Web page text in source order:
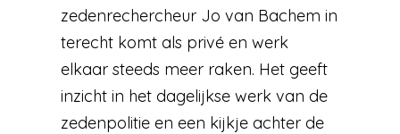
zedenrechercheur Jo van Bachem in
terecht komt als privé en werk
elkaar steeds meer raken. Het geeft
inzicht in het dagelijkse werk van de
zedenpolitie en een kijkje achter de